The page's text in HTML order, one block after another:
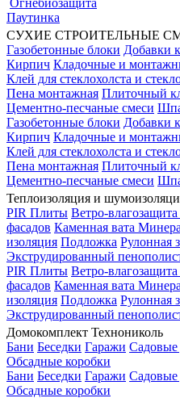
Огнебиозащита
Паутинка
СУХИЕ СТРОИТЕЛЬНЫЕ
Газобетонные блоки Добавки
Кирпич Кладочные и
Клей для стеклохолста и
Пена монтажная Плиточный
Цементно-песчаные смеси
Газобетонные блоки Добавки
Кирпич Кладочные и
Клей для стеклохолста и
Пена монтажная Плиточный
Цементно-песчаные смеси
Теплоизоляция и
PIR Плиты Ветро-
фасадов Каменная вата
изоляция Подложка Рулонная
Экструдированный
PIR Плиты Ветро-
фасадов Каменная вата
изоляция Подложка Рулонная
Экструдированный
Домокомплект Технониколь
Бани Беседки Гаражи Садовые
Обсадные коробки
Бани Беседки Гаражи Садовые
Обсадные коробки